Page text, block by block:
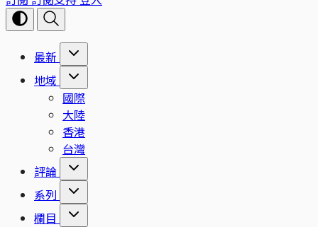
最新
地域
國際
大陸
香港
台灣
評論
系列
欄目